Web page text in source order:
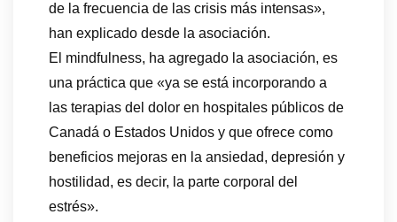
de la frecuencia de las crisis más intensas»,
han explicado desde la asociación.
El mindfulness, ha agregado la asociación, es
una práctica que «ya se está incorporando a
las terapias del dolor en hospitales públicos de
Canadá o Estados Unidos y que ofrece como
beneficios mejoras en la ansiedad, depresión y
hostilidad, es decir, la parte corporal del
estrés».